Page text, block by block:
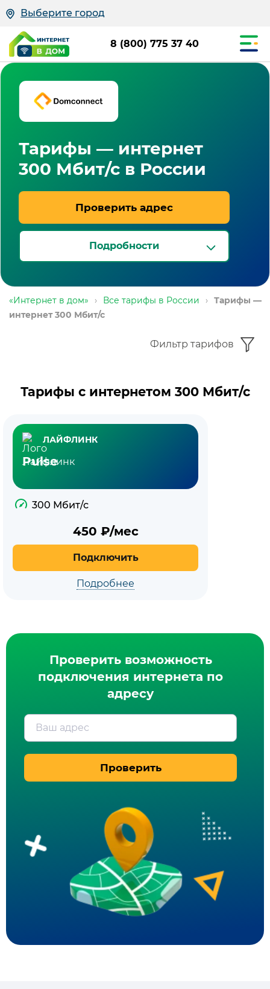
Выберите город
8 (800) 775 37 40
Тарифы — интернет
300 Мбит/с в России
Проверить адрес
Подробности
«Интернет в дом» › Все тарифы в России ›
Тарифы —
интернет 300 Мбит/с
Фильтр тарифов
Тарифы с интернетом 300 Мбит/с
ЛАЙФЛИНК
Pulse
300 Мбит/с
450 ₽/мес
Подключить
Подробнее
Проверить возможность
подключения интернета по
адресу
Ваш адрес
Проверить